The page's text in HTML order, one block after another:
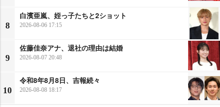
8
白濱亜嵐、姪っ子たちと2ショット
2026-08-06 17:15
9
佐藤佳奈アナ、退社の理由は結婚
2026-08-07 20:48
10
令和8年8月8日、吉報続々
2026-08-08 18:17